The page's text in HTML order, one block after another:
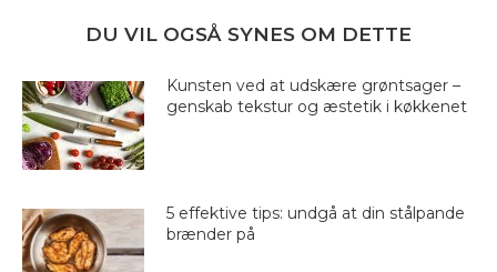
DU VIL OGSÅ SYNES OM DETTE
Kunsten ved at udskære grøntsager –
genskab tekstur og æstetik i køkkenet
5 effektive tips: undgå at din stålpande
brænder på